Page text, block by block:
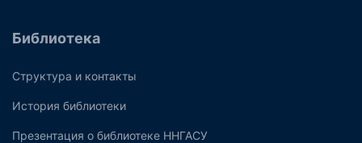
Библиотека
Структура и контакты
История библиотеки
Презентация о библиотеке ННГАСУ